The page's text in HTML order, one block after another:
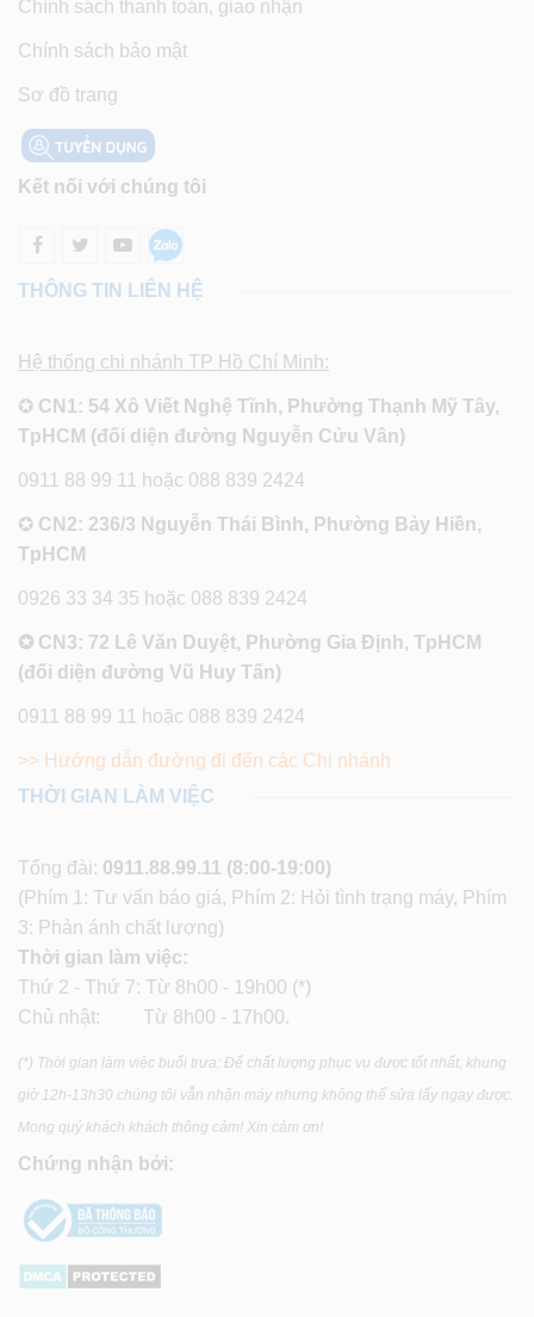
Chính sách thanh toán, giao nhận
Chính sách bảo mật
Sơ đồ trang
Kết nối với chúng tôi
THÔNG TIN LIÊN HỆ
Hệ thống chi nhánh TP Hồ Chí Minh:
✪ CN1: 54 Xô Viết Nghệ Tĩnh, Phường Thạnh Mỹ Tây,
TpHCM (đối diện đường Nguyễn Cửu Vân)
0911 88 99 11 hoặc 088 839 2424
✪ CN2: 236/3 Nguyễn Thái Bình, Phường Bảy Hiền,
TpHCM
0926 33 34 35 hoặc 088 839 2424
✪ CN3: 72 Lê Văn Duyệt, Phường Gia Định, TpHCM
(đối diện đường Vũ Huy Tấn)
0911 88 99 11 hoặc 088 839 2424
>> Hướng dẫn đường đi đến các Chi nhánh
THỜI GIAN LÀM VIỆC
Tổng đài: 0911.88.99.11 (8:00-19:00)
(Phím 1: Tư vấn báo giá, Phím 2: Hỏi tình trạng máy, Phím
3: Phản ánh chất lượng)
Thời gian làm việc:
Thứ 2 - Thứ 7: Từ 8h00 - 19h00 (*)
Chủ nhật: Từ 8h00 - 17h00.
(*) Thời gian làm việc buổi trưa: Để chất lượng phục vụ được tốt nhất, khung
giờ 12h-13h30 chúng tôi vẫn nhận máy nhưng không thể sửa lấy ngay được.
Mong quý khách khách thông cảm! Xin cảm ơn!
Chứng nhận bởi: